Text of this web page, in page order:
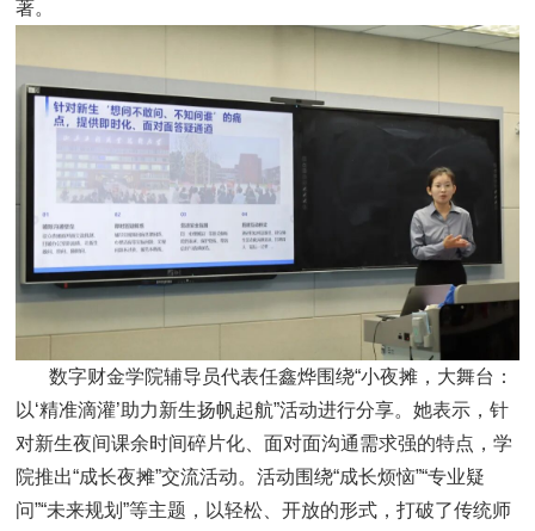
著。
数字财金学院辅导员代表任鑫烨围绕“小夜摊，大舞台：
以‘精准滴灌’助力新生扬帆起航”活动进行分享。她表示，针
对新生夜间课余时间碎片化、面对面沟通需求强的特点，学
院推出“成长夜摊”交流活动。活动围绕“成长烦恼”“专业疑
问”“未来规划”等主题，以轻松、开放的形式，打破了传统师